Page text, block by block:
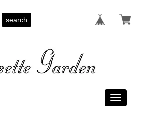
search
Toggle